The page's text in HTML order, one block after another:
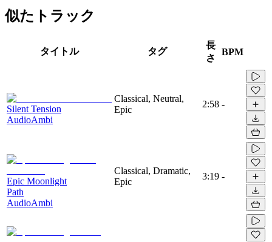
似たトラック
タイトル タグ
長
さ
BPM
Silent Tension
AudioAmbi
Classical, Neutral,
Epic
2:58 -
Epic Moonlight
Path
AudioAmbi
Classical, Dramatic,
Epic
3:19 -